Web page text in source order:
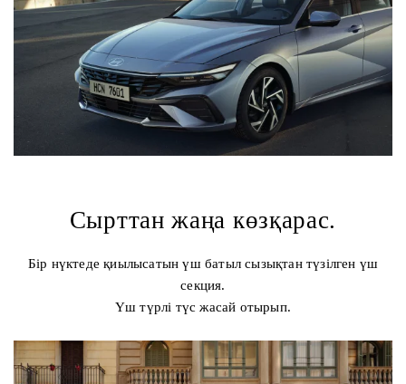
Сырттан жаңа көзқарас.
Бір нүктеде қиылысатын үш батыл сызықтан түзілген үш
секция.
Үш түрлі түс жасай отырып.